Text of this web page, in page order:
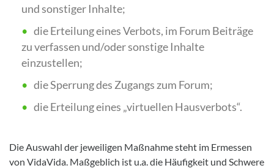
und sonstiger Inhalte;
die Erteilung eines Verbots, im Forum Beiträge
zu verfassen und/oder sonstige Inhalte
einzustellen;
die Sperrung des Zugangs zum Forum;
die Erteilung eines „virtuellen Hausverbots“.
Die Auswahl der jeweiligen Maßnahme steht im Ermessen
von VidaVida. Maßgeblich ist u.a. die Häufigkeit und Schwere